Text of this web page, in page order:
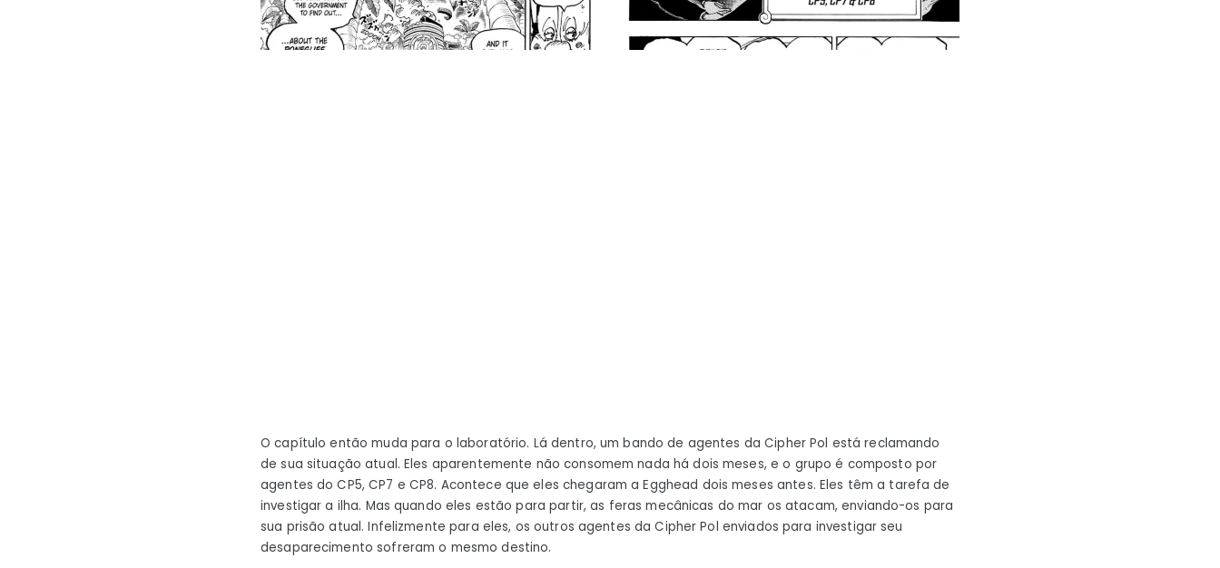
O capítulo então muda para o laboratório. Lá dentro, um bando de agentes da Cipher Pol está reclamando
de sua situação atual. Eles aparentemente não consomem nada há dois meses, e o grupo é composto por
agentes do CP5, CP7 e CP8. Acontece que eles chegaram a Egghead dois meses antes. Eles têm a tarefa de
investigar a ilha. Mas quando eles estão para partir, as feras mecânicas do mar os atacam, enviando-os para
sua prisão atual. Infelizmente para eles, os outros agentes da Cipher Pol enviados para investigar seu
desaparecimento sofreram o mesmo destino.